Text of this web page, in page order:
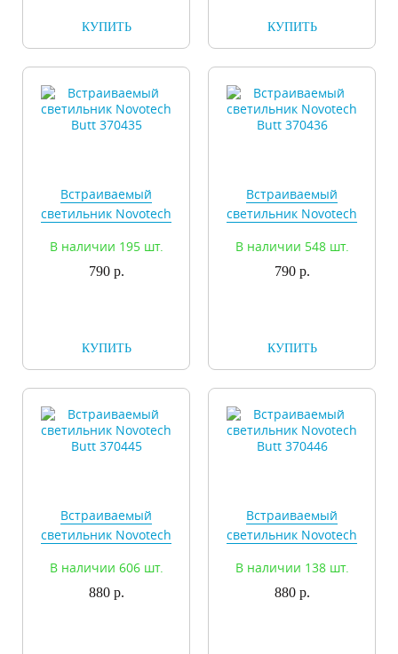
КУПИТЬ КУПИТЬ
Встраиваемый
светильник Novotech
В наличии 195 шт.
790 р.
КУПИТЬ
Встраиваемый
светильник Novotech
В наличии 548 шт.
790 р.
КУПИТЬ
Встраиваемый
светильник Novotech
В наличии 606 шт.
880 р.
Встраиваемый
светильник Novotech
В наличии 138 шт.
880 р.